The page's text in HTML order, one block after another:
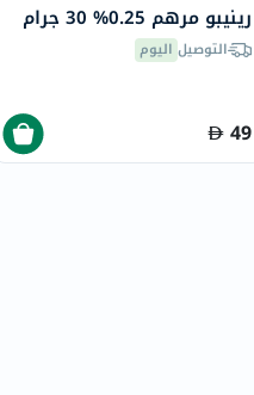
رينيبو مرهم 0.25% 30 جرام
التوصيل اليوم
49